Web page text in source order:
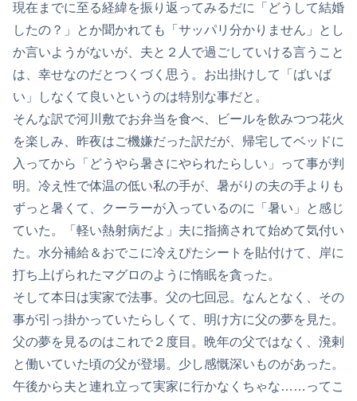
現在までに至る経緯を振り返ってみるだに「どうして結婚
したの？」とか聞かれても「サッパリ分かりません」とし
か言いようがないが、夫と２人で過ごしていける言うこと
は、幸せなのだとつくづく思う。お出掛けして「ばいば
い」しなくて良いというのは特別な事だと。
そんな訳で河川敷でお弁当を食べ、ビールを飲みつつ花火
を楽しみ、昨夜はご機嫌だった訳だが、帰宅してベッドに
入ってから「どうやら暑さにやられたらしい」って事が判
明。冷え性で体温の低い私の手が、暑がりの夫の手よりも
ずっと暑くて、クーラーが入っているのに「暑い」と感じ
ていた。「軽い熱射病だよ」夫に指摘されて始めて気付い
た。水分補給＆おでこに冷えぴたシートを貼付けて、岸に
打ち上げられたマグロのように惰眠を貪った。
そして本日は実家で法事。父の七回忌。なんとなく、その
事が引っ掛かっていたらしくて、明け方に父の夢を見た。
父の夢を見るのはこれで２度目。晩年の父ではなく、溌剌
と働いていた頃の父が登場。少し感慨深いものがあった。
午後から夫と連れ立って実家に行かなくちゃな……ってこ